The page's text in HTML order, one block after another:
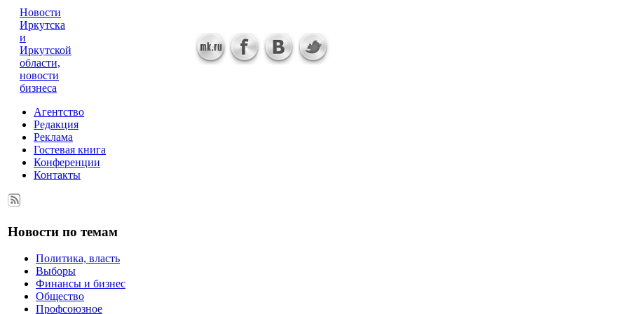
Новости
Иркутска
и
Иркутской
области,
новости
бизнеса
Агентство
Редакция
Реклама
Гостевая книга
Конференции
Контакты
Новости по темам
Политика, власть
Выборы
Финансы и бизнес
Общество
Профсоюзное